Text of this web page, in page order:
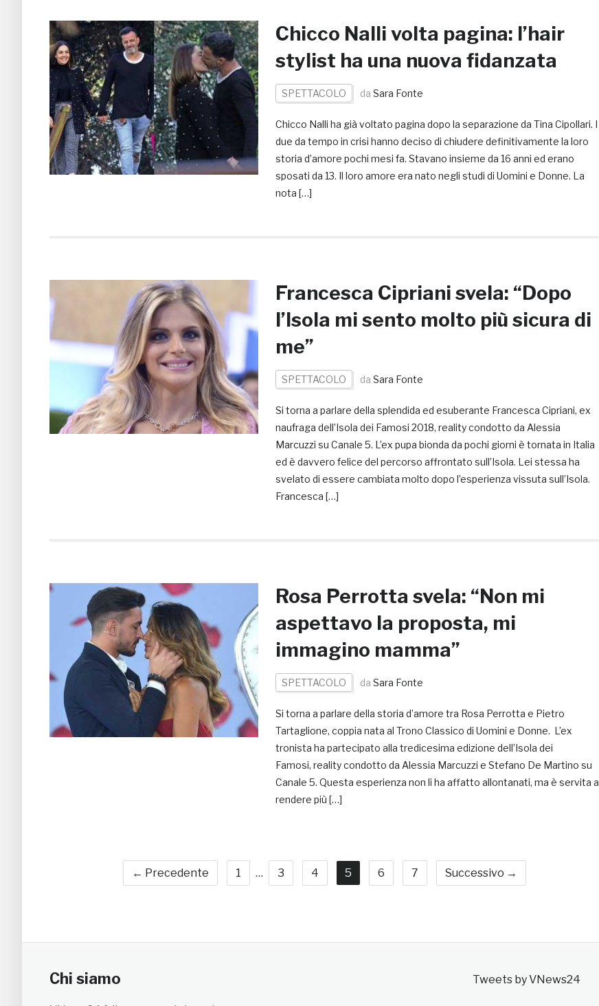
Chicco Nalli volta pagina: l’hair
stylist ha una nuova fidanzata
SPETTACOLO da Sara Fonte
Chicco Nalli ha già voltato pagina dopo la separazione da Tina Cipollari. I
due da tempo in crisi hanno deciso di chiudere definitivamente la loro
storia d’amore pochi mesi fa. Stavano insieme da 16 anni ed erano
sposati da 13. Il loro amore era nato negli studi di Uomini e Donne. La
nota […]
Francesca Cipriani svela: “Dopo
l’Isola mi sento molto più sicura di
me”
SPETTACOLO da Sara Fonte
Si torna a parlare della splendida ed esuberante Francesca Cipriani, ex
naufraga dell’Isola dei Famosi 2018, reality condotto da Alessia
Marcuzzi su Canale 5. L’ex pupa bionda da pochi giorni è tornata in Italia
ed è davvero felice del percorso affrontato sull’Isola. Lei stessa ha
svelato di essere cambiata molto dopo l’esperienza vissuta sull’Isola.
Francesca […]
Rosa Perrotta svela: “Non mi
aspettavo la proposta, mi
immagino mamma”
SPETTACOLO da Sara Fonte
Si torna a parlare della storia d’amore tra Rosa Perrotta e Pietro
Tartaglione, coppia nata al Trono Classico di Uomini e Donne. L’ex
tronista ha partecipato alla tredicesima edizione dell’Isola dei
Famosi, reality condotto da Alessia Marcuzzi e Stefano De Martino su
Canale 5. Questa esperienza non li ha affatto allontanati, ma è servita a
rendere più […]
← Precedente 1 … 3 4 5 6 7 Successivo →
Chi siamo Tweets by VNews24